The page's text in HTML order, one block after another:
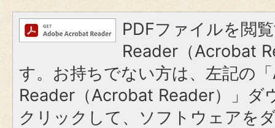
PDFファイルを閲
Reader（Acrobat
す。お持ちでない方は、左記の
Reader（Acrobat Reader）」ダ
クリックして、ソフトウェアを